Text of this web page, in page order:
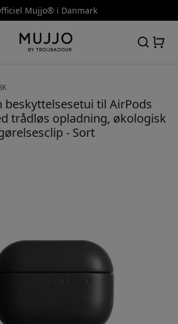
Mujjo® i Danmark
beskyttelsesetui til AirPods
trådløs opladning, økologisk
- Sort